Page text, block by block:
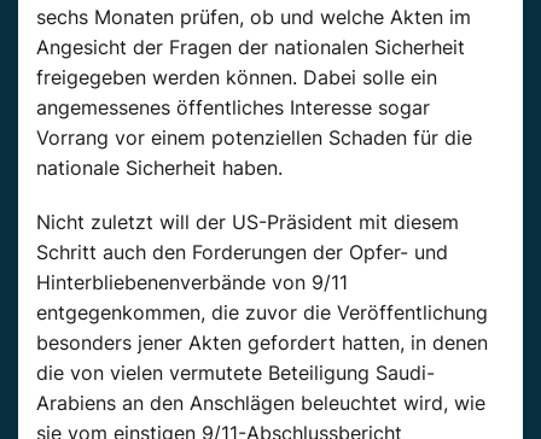
sechs Monaten prüfen, ob und welche Akten im
Angesicht der Fragen der nationalen Sicherheit
freigegeben werden können. Dabei solle ein
angemessenes öffentliches Interesse sogar
Vorrang vor einem potenziellen Schaden für die
nationale Sicherheit haben.
Nicht zuletzt will der US-Präsident mit diesem
Schritt auch den Forderungen der Opfer- und
Hinterbliebenenverbände von 9/11
entgegenkommen, die zuvor die Veröffentlichung
besonders jener Akten gefordert hatten, in denen
die von vielen vermutete Beteiligung Saudi-
Arabiens an den Anschlägen beleuchtet wird, wie
sie vom einstigen 9/11-Abschlussbericht